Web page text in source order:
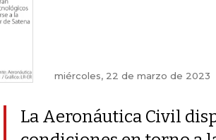
miércoles, 22 de marzo de 2023
La Aeronáutica Civil